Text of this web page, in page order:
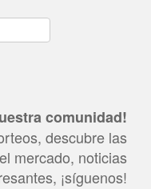
comunidad!
descubre las
mercado, noticias
¡síguenos!